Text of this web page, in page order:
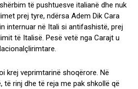
të pushtuesve italianë dhe nuk
prej tyre, ndërsa Adem Dik Cara
internuar në Itali si antifashistë, prej
të Italisë. Pesë vetë nga Carajt u
krej veprimtarinë shoqërore. Në
të rinj dhe të reja me pak shkollë që